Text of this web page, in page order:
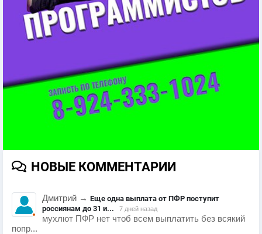
НОВЫЕ КОММЕНТАРИИ
Дмитрий → Еще одна выплата от ПФР поступит
россиянам до 31 и...
7 дней назад
мухлют ПФР нет чтоб всем выплатить без всякий
попр...